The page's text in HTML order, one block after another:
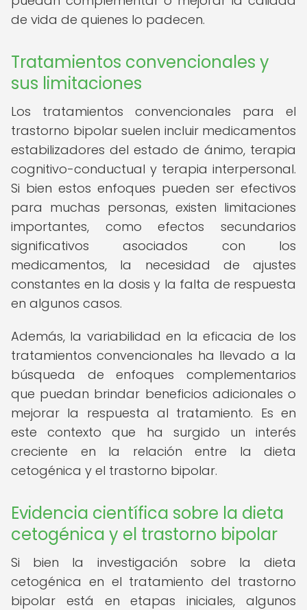
de vida de quienes lo padecen.
Tratamientos convencionales y
sus limitaciones
Los tratamientos convencionales para el
trastorno bipolar suelen incluir medicamentos
estabilizadores del estado de ánimo, terapia
cognitivo-conductual y terapia interpersonal.
Si bien estos enfoques pueden ser efectivos
para muchas personas, existen limitaciones
importantes, como efectos secundarios
significativos asociados con los
medicamentos, la necesidad de ajustes
constantes en la dosis y la falta de respuesta
en algunos casos.
Además, la variabilidad en la eficacia de los
tratamientos convencionales ha llevado a la
búsqueda de enfoques complementarios
que puedan brindar beneficios adicionales o
mejorar la respuesta al tratamiento. Es en
este contexto que ha surgido un interés
creciente en la relación entre la dieta
cetogénica y el trastorno bipolar.
Evidencia científica sobre la dieta
cetogénica y el trastorno bipolar
Si bien la investigación sobre la dieta
cetogénica en el tratamiento del trastorno
bipolar está en etapas iniciales, algunos